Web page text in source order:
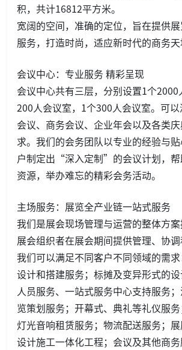
积，共计16812平方米。
宽阔的空间，准确的定位，旨在提供
服务，打造时尚，适应新时代的商务天
会议中心：专业服务 精彩呈现
会议中心共有三层，分别设置1个
200人会议室，1个300人会议室。可
会议、商务会议、企业年会以及各类
求。我们的会务团队以专业的经验与
户制定出“深入定制”的会议计划，帮
资源，举办难忘的精彩会务活动。
主场服务：展览全产业链一站式服务
我们是展会现场管理与运营的整体方
展会组织者在展会期间提供管理、协调
我们可以满足不同客户不同领域的需
设计和搭建服务；标摊及变异形式的
人员服务、一站式服务中心支持服务
览策划服务；开幕式、典礼等礼仪服务
灯光音响租赁服务；物流配送服务；
设计施工一体化工程；会议及其他商